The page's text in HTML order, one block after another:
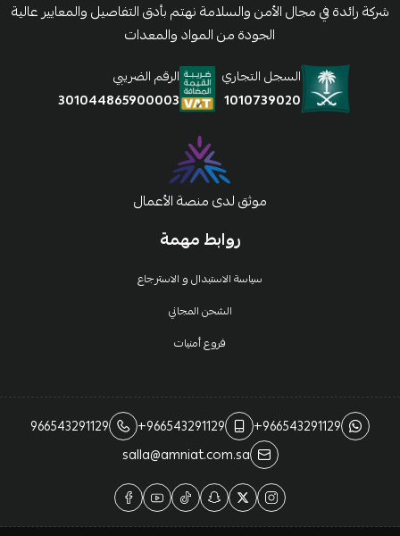
روابط مهمة
سياسة الاستبدال و الاسترجاع
الشحن المجاني
فروع أمنيات
شركة رائدة في مجال الأمن والسلامة نهتم بأدق التفاصيل والمعايير عالية
الجودة من المواد والمعدات
السجل التجاري
1010739020
الرقم الضريبي
301044865900003
موثق لدى منصة الأعمال
+966543291129
+966543291129
966543291129
salla@amniat.com.sa